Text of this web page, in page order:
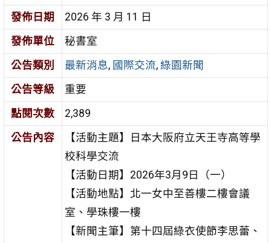
發佈日期
2026 年 3 月 11 日
發佈單位
秘書室
公告類別
最新消息, 國際交流, 綠園新聞
公告等級
重要
點閱次數
2,389
公告內容
【活動主題】日本大阪府立天王寺高等學
校科學交流
【活動日期】2026年3月9日（一）
【活動地點】北一女中至善樓二樓會議
室、學珠樓一樓
【新聞主筆】第十四屆綠衣使節李思蕾、